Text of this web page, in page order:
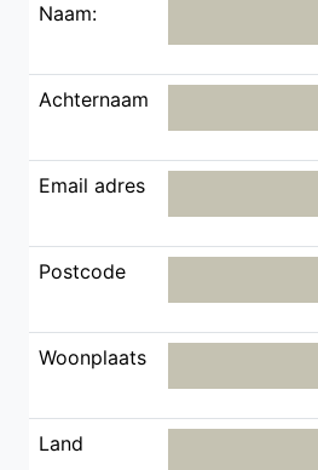
Naam:
Achternaam
Email adres
Postcode
Woonplaats
Land